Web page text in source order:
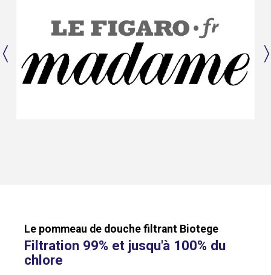
Le pommeau de douche filtrant Biotege
Filtration 99% et jusqu'à 100% du
chlore